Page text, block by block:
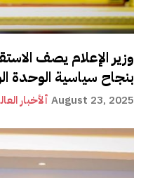
وزير الإعلام يصف
بنجاح سياسية الوحدة
ألأخبار August 23, 2025